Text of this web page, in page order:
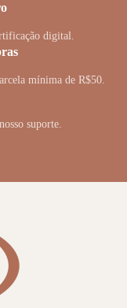
digital.
mínima de R$50.
suporte.